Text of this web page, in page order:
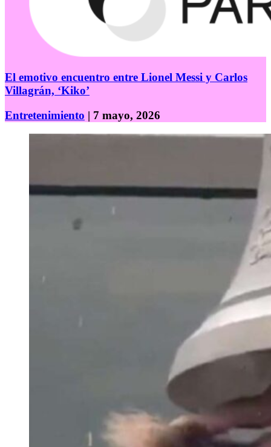
El emotivo encuentro entre Lionel Messi y Carlos
Villagrán, ‘Kiko’
Entretenimiento | 7 mayo, 2026